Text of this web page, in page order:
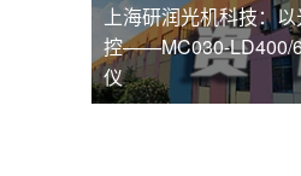
上海研润光机科技：
控——MC030-LD400/
仪